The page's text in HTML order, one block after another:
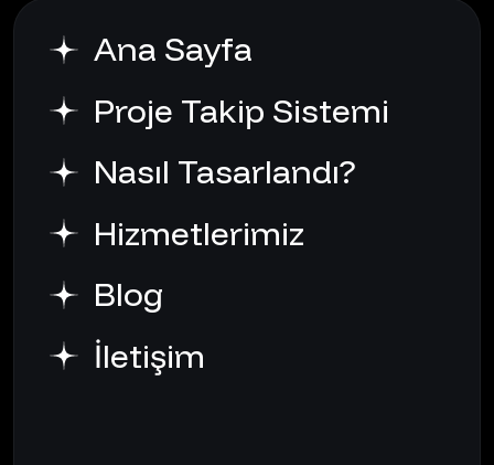
Ana Sayfa
Proje Takip Sistemi
Nasıl Tasarlandı?
Hizmetlerimiz
Blog
İletişim